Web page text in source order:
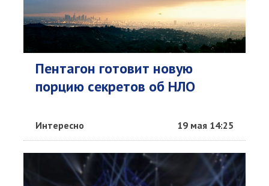
Пентагон готовит новую
порцию секретов об НЛО
Интересно 19 мая 14:25